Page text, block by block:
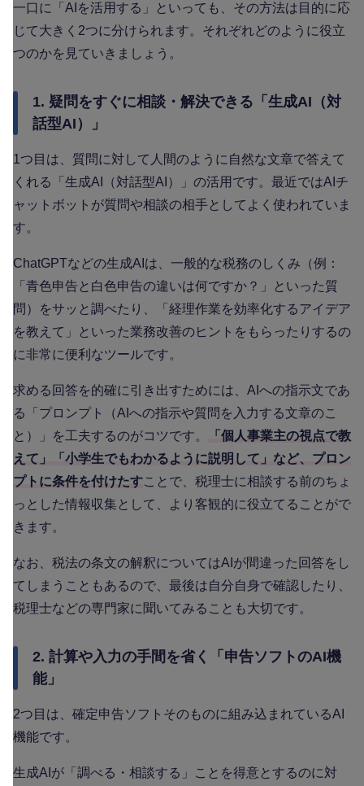
一口に「AIを活用する」といっても、その方法は目的に応
じて大きく2つに分けられます。それぞれどのように役立
つのかを見ていきましょう。
1. 疑問をすぐに相談・解決できる「生成AI（対
話型AI）」
1つ目は、質問に対して人間のように自然な文章で答えて
くれる「生成AI（対話型AI）」の活用です。最近ではAIチ
ャットボットが質問や相談の相手としてよく使われていま
す。
ChatGPTなどの生成AIは、一般的な税務のしくみ（例：
「青色申告と白色申告の違いは何ですか？」といった質
問）をサッと調べたり、「経理作業を効率化するアイデア
を教えて」といった業務改善のヒントをもらったりするの
に非常に便利なツールです。
求める回答を的確に引き出すためには、AIへの指示文であ
る「プロンプト（AIへの指示や質問を入力する文章のこ
と）」を工夫するのがコツです。
「個人事業主の視点で教
えて」「小学生でもわかるように説明して」など、プロン
プトに条件を付けたすことで、税理士に相談する前のちょ
っとした情報収集として、より客観的に役立てることがで
きます。
なお、税法の条文の解釈についてはAIが間違った回答をし
てしまうこともあるので、最後は自分自身で確認したり、
税理士などの専門家に聞いてみることも大切です。
2. 計算や入力の手間を省く「申告ソフトのAI機
能」
2つ目は、確定申告ソフトそのものに組み込まれているAI
機能です。
生成AIが「調べる・相談する」ことを得意とするのに対